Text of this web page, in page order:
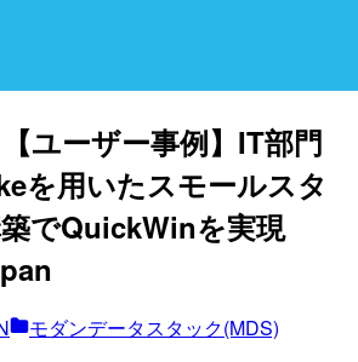
【ユーザー事例】IT部門
を用いたスモールスタ
でQuickWinを実現
モダンデータスタック(MDS)